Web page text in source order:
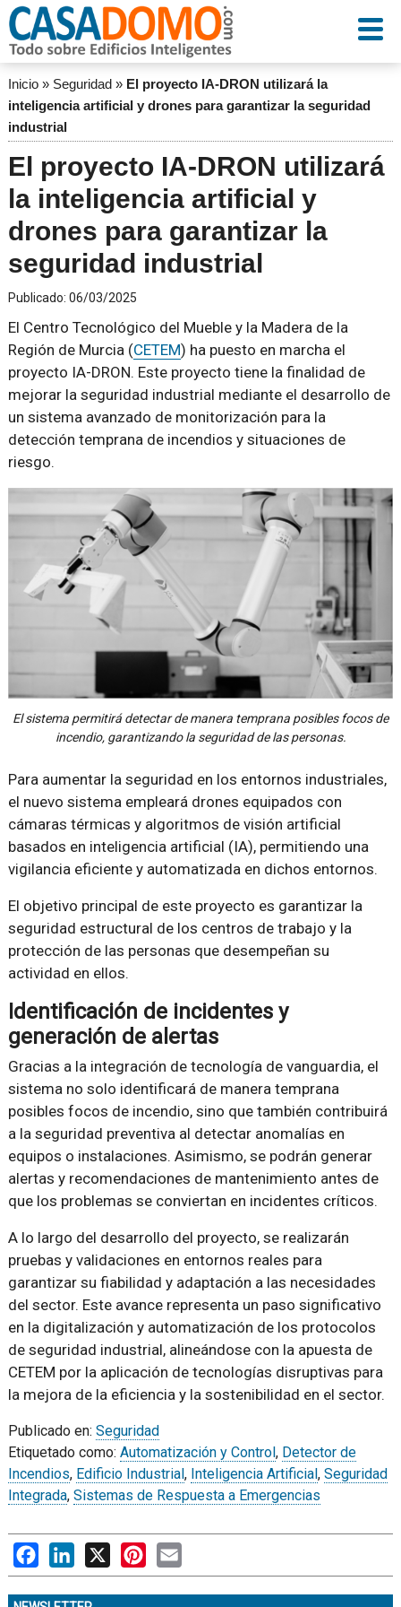
Inicio» Seguridad» El proyecto IA-DRON utilizará la
inteligencia artificial y drones para garantizar la seguridad
industrial
El proyecto IA-DRON utilizará
la inteligencia artificial y
drones para garantizar la
seguridad industrial
Publicado: 06/03/2025
El Centro Tecnológico del Mueble y la Madera de la
Región de Murcia (CETEM) ha puesto en marcha el
proyecto IA-DRON. Este proyecto tiene la finalidad de
mejorar la seguridad industrial mediante el desarrollo de
un sistema avanzado de monitorización para la
detección temprana de incendios y situaciones de
riesgo.
El sistema permitirá detectar de manera temprana posibles focos de
incendio, garantizando la seguridad de las personas.
Para aumentar la seguridad en los entornos industriales,
el nuevo sistema empleará drones equipados con
cámaras térmicas y algoritmos de visión artificial
basados en inteligencia artificial (IA), permitiendo una
vigilancia eficiente y automatizada en dichos entornos.
El objetivo principal de este proyecto es garantizar la
seguridad estructural de los centros de trabajo y la
protección de las personas que desempeñan su
actividad en ellos.
Identificación de incidentes y
generación de alertas
Gracias a la integración de tecnología de vanguardia, el
sistema no solo identificará de manera temprana
posibles focos de incendio, sino que también contribuirá
a la seguridad preventiva al detectar anomalías en
equipos o instalaciones. Asimismo, se podrán generar
alertas y recomendaciones de mantenimiento antes de
que los problemas se conviertan en incidentes críticos.
A lo largo del desarrollo del proyecto, se realizarán
pruebas y validaciones en entornos reales para
garantizar su fiabilidad y adaptación a las necesidades
del sector. Este avance representa un paso significativo
en la digitalización y automatización de los protocolos
de seguridad industrial, alineándose con la apuesta de
CETEM por la aplicación de tecnologías disruptivas para
la mejora de la eficiencia y la sostenibilidad en el sector.
Publicado en: Seguridad
Etiquetado como: Automatización y Control , Detector de
Incendios, Edificio Industrial , Inteligencia Artificial , Seguridad
Integrada, Sistemas de Respuesta a Emergencias
FacebookLinkedIn Pinterest